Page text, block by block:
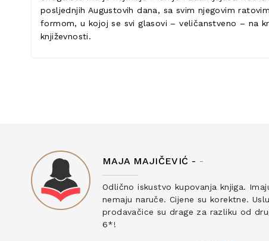
posljednjih Augustovih dana, sa svim njegovim
formom, u kojoj se svi glasovi – veličanstveno – na
književnosti.
MAJA MAJIČEVIĆ - -
Odlično iskustvo kupovanja knjiga.
nemaju naruče. Cijene su korektne.
prodavačice su drage za razliku od
6*!